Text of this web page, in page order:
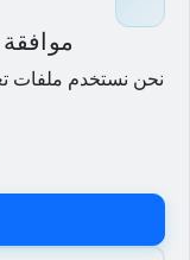
نحن نستخدم ملفات